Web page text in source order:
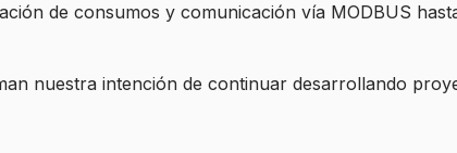
de consumos y comunicación vía MODBUS
nuestra intención de continuar desarrollando